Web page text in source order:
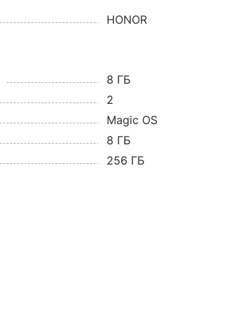
HONOR
8 ГБ
2
Magic OS
8 ГБ
256 ГБ